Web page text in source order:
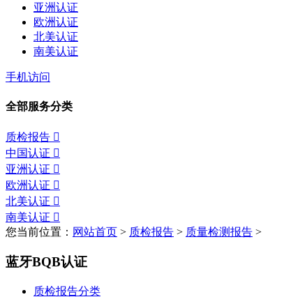
亚洲认证
欧洲认证
北美认证
南美认证
手机访问
全部服务分类
质检报告 
中国认证 
亚洲认证 
欧洲认证 
北美认证 
南美认证 
您当前位置： 网站首页 > 质检报告 > 质量检测报告 >
蓝牙BQB认证
质检报告分类